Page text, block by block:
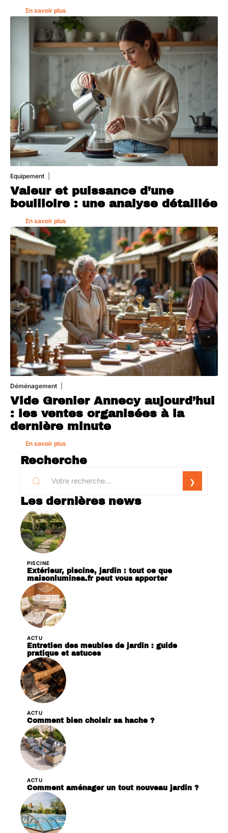
En savoir plus
Equipement
Valeur et puissance d’une
bouilloire : une analyse détaillée
En savoir plus
Déménagement
Vide Grenier Annecy aujourd’hui
: les ventes organisées à la
dernière minute
En savoir plus
Recherche
Les dernières news
PISCINE
Extérieur, piscine, jardin : tout ce que
maisonluminea.fr peut vous apporter
ACTU
Entretien des meubles de jardin : guide
pratique et astuces
ACTU
Comment bien choisir sa hache ?
ACTU
Comment aménager un tout nouveau jardin ?